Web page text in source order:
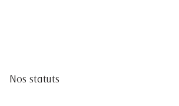
Nos statuts